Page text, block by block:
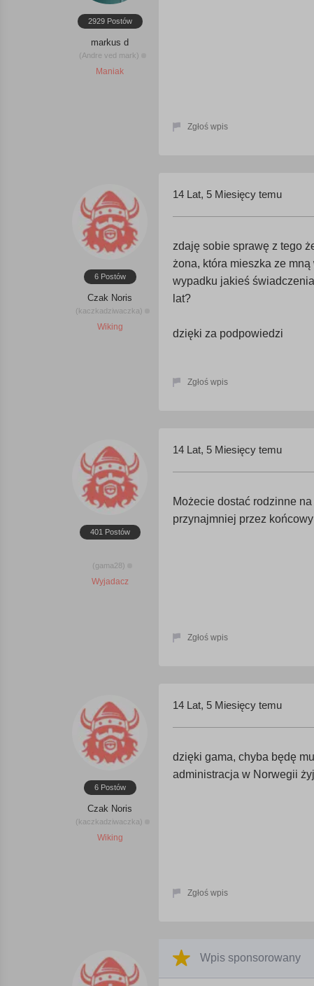
2929 Postów
markus d
(Andre ved mark)
Maniak
Zgłoś wpis
6 Postów
Czak Noris
(kaczkadziwaczka)
Wiking
14 Lat, 5 Miesięcy temu
zdaję sobie sprawę z tego
żona, która mieszka ze
wypadku jakieś
lat?
dzięki za podpowiedzi
Zgłoś wpis
401 Postów
(gama28)
Wyjadacz
14 Lat, 5 Miesięcy temu
Możecie dostać rodzinne
przynajmniej przez
Zgłoś wpis
6 Postów
Czak Noris
(kaczkadziwaczka)
Wiking
14 Lat, 5 Miesięcy temu
dzięki gama, chyba będę
administracja w Norwegii
Zgłoś wpis
Wpis sponsorowany